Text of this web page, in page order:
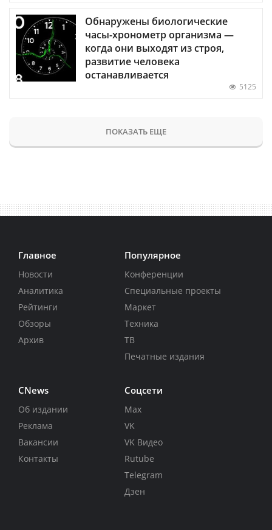
Обнаружены биологические
часы-хронометр организма —
когда они выходят из строя,
развитие человека
останавливается
5125
ПОКАЗАТЬ ЕЩЕ
Главное
Новости
Аналитика
Рейтинги
Обзоры
Архив
Популярное
Конференции
Специальные проекты
Маркет
Техника
ТВ
Печатные издания
CNews
Об издании
Реклама
Вакансии
Контакты
Соцсети
Max
VK
VK Видео
Rutube
Telegram
Дзен